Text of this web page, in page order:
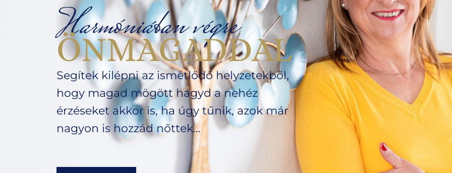
Harmóniában végre
ÖNMAGADDAL
Segítek kilépni az ismétlődő helyzetekből,
hogy magad mögött hagyd a nehéz
érzéseket akkor is, ha úgy tűnik, azok már
nagyon is hozzád nőttek…